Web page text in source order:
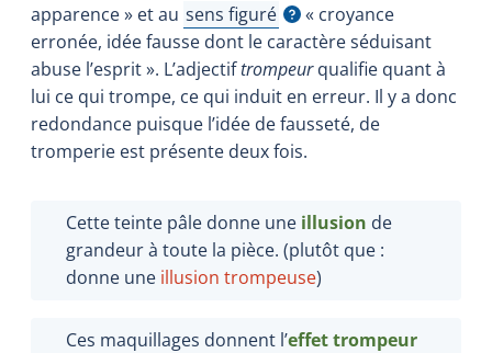
apparence » et au sens figuré
Afficher l'infobulle« croyance
erronée, idée fausse dont le caractère séduisant
abuse l’esprit ». L’adjectiftrompeurqualifie quant à
lui ce qui trompe, ce qui induit en erreur. Il y a donc
redondance puisque l’idée de fausseté, de
tromperie est présente deux fois.
Cette teinte pâle donne une illusion de
grandeur à toute la pièce. (plutôt que :
donne une illusion trompeuse)
Ces maquillages donnent l’effet trompeur